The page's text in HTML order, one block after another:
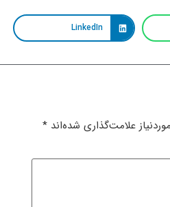
LinkedIn
علامت‌گذاری شده‌اند *